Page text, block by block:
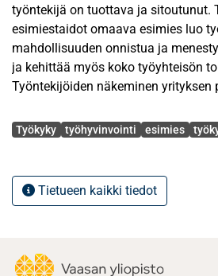
työntekijä on tuottava ja sitoutunut.
esimiestaidot omaava esimies luo
mahdollisuuden onnistua ja
ja kehittää myös koko työyhteisön
Työntekijöiden näkeminen yrityksen
ylläpitää paitsi yrityksen
Työntekijöiden työkyvyn- ja
edellyttää esimiehiltä tietoa niistä
työympäristö sekä työyhteisö.
Avainsanat
Työkyky työhyvinvointi esimies
Tietueen kaikki tiedot